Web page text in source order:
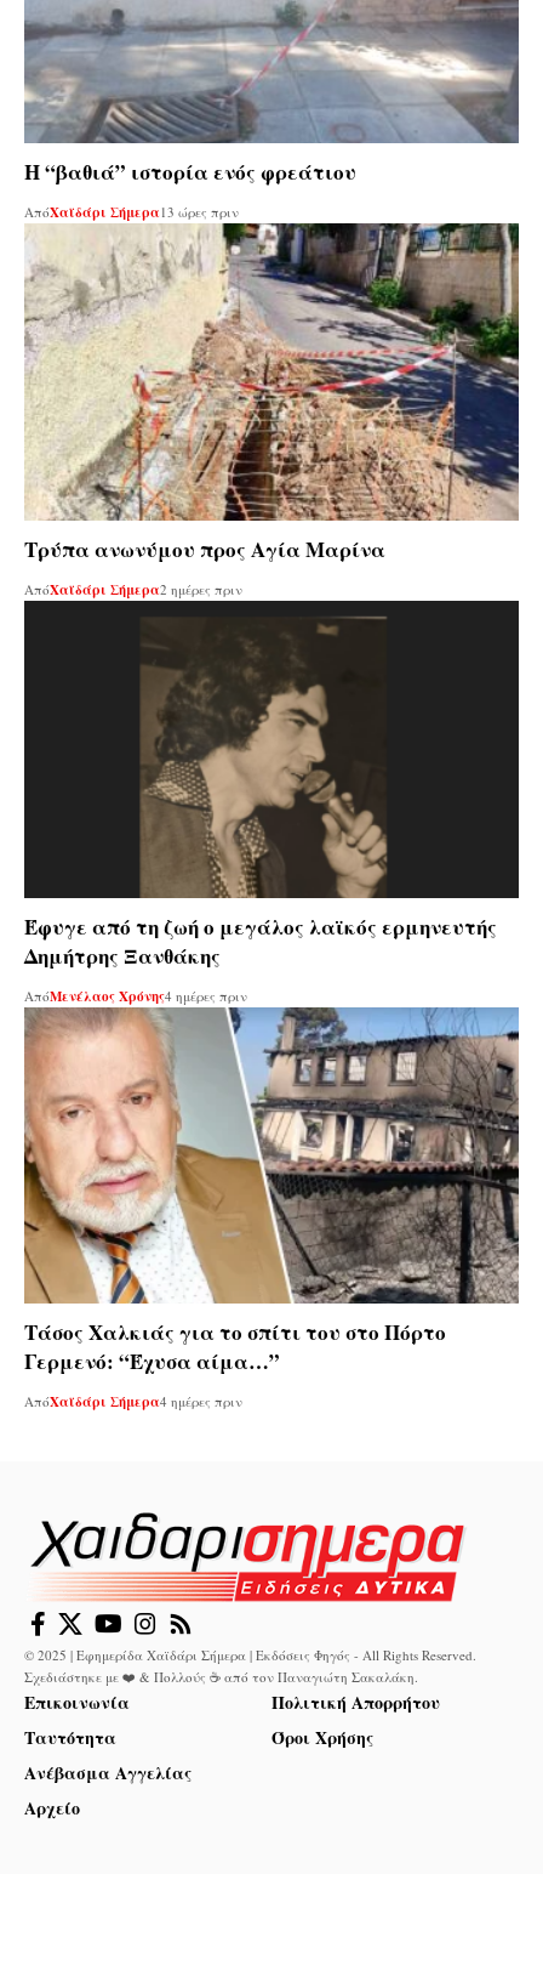
Η “βαθιά” ιστορία ενός φρεάτιου
ΑπόΧαϊδάρι Σήμερα 13 ώρες πριν
Τρύπα ανωνύμου προς Αγία Μαρίνα
ΑπόΧαϊδάρι Σήμερα2 ημέρες πριν
Έφυγε από τη ζωή ο μεγάλος λαϊκός ερμηνευτής
Δημήτρης Ξανθάκης
ΑπόΜενέλαος Χρόνης4 ημέρες πριν
Τάσος Χαλκιάς για το σπίτι του στο Πόρτο
Γερμενό: “Έχυσα αίμα…”
ΑπόΧαϊδάρι Σήμερα4 ημέρες πριν
© 2025 | Εφημερίδα Χαϊδάρι Σήμερα | Εκδόσεις Φηγός - All Rights Reserved.
Σχεδιάστηκε με ❤️ & Πολλούς ☕ από τον Παναγιώτη Σακαλάκη
Επικοινωνία
Ταυτότητα
Ανέβασμα Αγγελίας
Αρχείο
Πολιτική Απορρήτου
Όροι Χρήσης